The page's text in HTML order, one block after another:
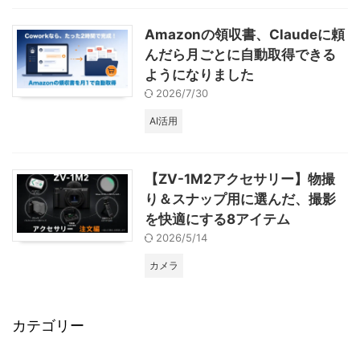
Amazonの領収書、Claudeに頼
んだら月ごとに自動取得できる
ようになりました
2026/7/30
AI活用
【ZV-1M2アクセサリー】物撮
り＆スナップ用に選んだ、撮影
を快適にする8アイテム
2026/5/14
カメラ
カテゴリー